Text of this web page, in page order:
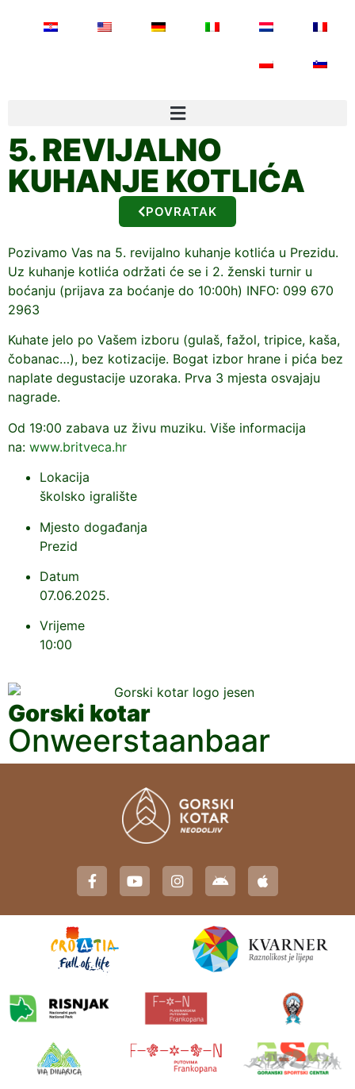
5. REVIJALNO
KUHANJE KOTLIĆA
POVRATAK
Pozivamo Vas na 5. revijalno kuhanje kotlića u Prezidu.
Uz kuhanje kotlića održati će se i 2. ženski turnir u
boćanju (prijava za boćanje do 10:00h) INFO: 099 670
2963
Kuhate jelo po Vašem izboru (gulaš, fažol, tripice, kaša,
čobanac…), bez kotizacije. Bogat izbor hrane i pića bez
naplate degustacije uzoraka. Prva 3 mjesta osvajaju
nagrade.
Od 19:00 zabava uz živu muziku. Više informacija
na: www.britveca.hr
Lokacija
školsko igralište
Mjesto događanja
Prezid
Datum
07.06.2025.
Vrijeme
10:00
Gorski kotar
Onweerstaanbaar